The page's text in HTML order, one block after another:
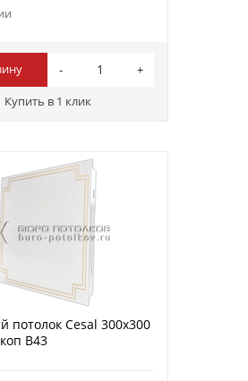
Купить в 1 клик
потолок Cesal 300х300
В43